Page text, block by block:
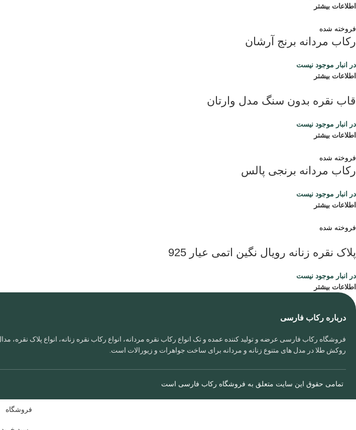
اطلاعات بیشتر
فروخته شده
رکاب مردانه برنج آرشان
در انبار موجود نیست
اطلاعات بیشتر
قاب نقره بدون سنگ مدل وارتان
در انبار موجود نیست
اطلاعات بیشتر
فروخته شده
رکاب مردانه برنجی پالس
در انبار موجود نیست
اطلاعات بیشتر
فروخته شده
پلاک نقره زنانه رویال نگین اتمی عیار 925
در انبار موجود نیست
اطلاعات بیشتر
درباره رکاب فارسی
فروشگاه رکاب فارسی عرضه و تولید کننده عمده و تک انواع رکاب نقره مردانه، انواع رکاب نقره زنانه، انواع پلاک
روکش طلا در مدل های متنوع زنانه و مردانه برای ساخت جواهرات و زیورالات است.
تمامی حقوق این سایت متعلق به فروشگاه رکاب فارسی است
فروشگاه